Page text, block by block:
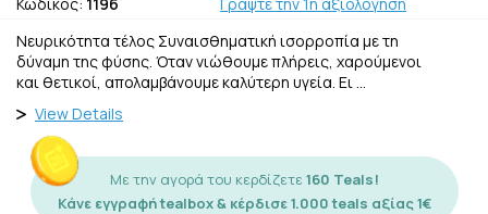
Νευρικότητα τέλος Συναισθηματική ισορροπία με τη
δύναμη της φύσης. Όταν νιώθουμε πλήρεις, χαρούμενοι
και θετικοί, απολαμβάνουμε καλύτερη υγεία. Ει …
View Details
Με την αγορά του κερδίζετε160 Teals!
Κάνε εγγραφή tealbox & κέρδισε 1.000 teals αξίας 1€